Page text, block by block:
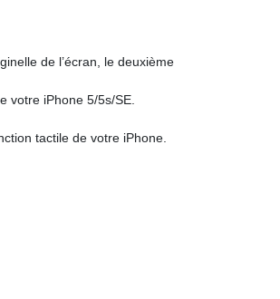
de l’écran, le deuxième
votre iPhone 5/5s/SE.
tactile de votre iPhone.